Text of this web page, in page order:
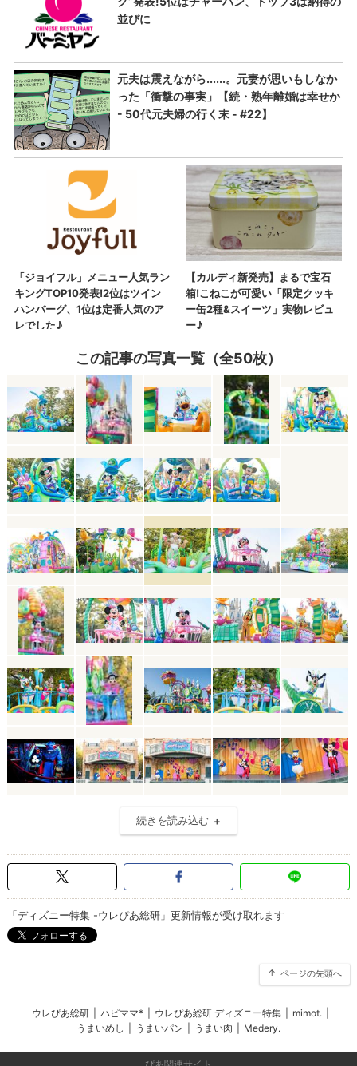
この記事の写真一覧（全50枚）
続きを読み込む
「ディズニー特集 -ウレぴあ総研」更新情報が受け取れます
ページの先頭へ
ウレぴあ総研 ハピママ* ウレぴあ総研 ディズニー特集 mimot.
うまいめし
うまいパン うまい肉 Medery.